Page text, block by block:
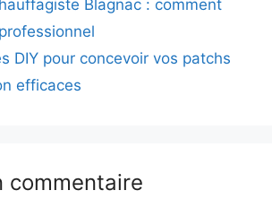
Blagnac : comment
DIY pour concevoir vos patchs
efficaces
commentaire